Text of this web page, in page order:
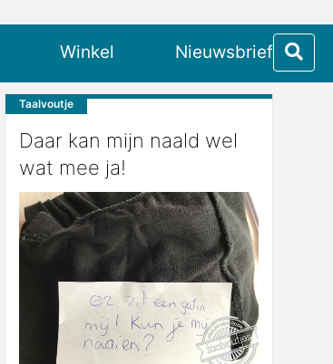
Winkel
Nieuwsbrief
Taalvoutje
Daar kan mijn naald wel
wat mee ja!